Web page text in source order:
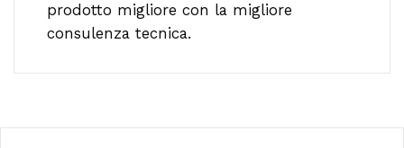
prodotto migliore con la migliore
consulenza tecnica.